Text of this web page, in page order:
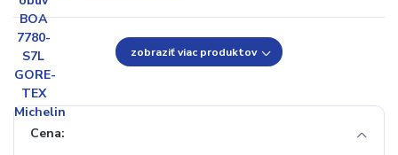
zobraziť viac produktov
Cena: